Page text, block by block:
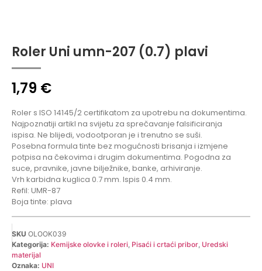
Roler Uni umn-207 (0.7) plavi
1,79 €
Roler s ISO 14145/2 certifikatom za upotrebu na dokumentima.
Najpoznatiji artikl na svijetu za sprečavanje falsificiranja
ispisa. Ne blijedi, vodootporan je i trenutno se suši.
Posebna formula tinte bez mogućnosti brisanja i izmjene
potpisa na čekovima i drugim dokumentima. Pogodna za
suce, pravnike, javne bilježnike, banke, arhiviranje.
Vrh karbidna kuglica 0.7 mm. Ispis 0.4 mm.
Refil: UMR-87
Boja tinte: plava
SKU OLOOK039
Kategorija: Kemijske olovke i roleri Pisaći i crtaći pribor Uredski
materijal
Oznaka: UNI